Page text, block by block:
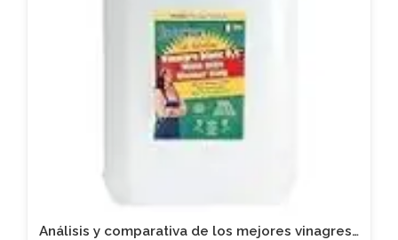
Análisis y comparativa de los mejores vinagres…